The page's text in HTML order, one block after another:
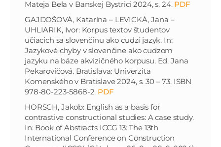
Mateja Bela v Banskej Bystrici 2024, s. 24. PDF
GAJDOŠOVÁ, Katarína – LEVICKÁ, Jana –
UHLIARIK, Ivor: Korpus textov študentov
učiacich sa slovenčinu ako cudzí jazyk. In:
Jazykové chyby v slovenčine ako cudzom
jazyku na báze akvizičného korpusu. Ed. Jana
Pekarovičová. Bratislava: Univerzita
Komenského v Bratislave 2024, s. 30 – 73. ISBN
978-80-223-5868-2. PDF
HORSCH, Jakob: English as a basis for
contrastive constructional studies: A case study.
In: Book of Abstracts ICCG 13: The 13th
International Conference on Construction